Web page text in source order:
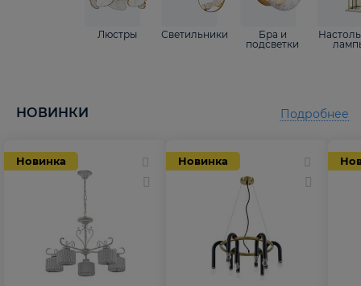
Люстры Светильники
Бра и
подсветки
НОВИНКИ
Новинка Новинка
Подробнее